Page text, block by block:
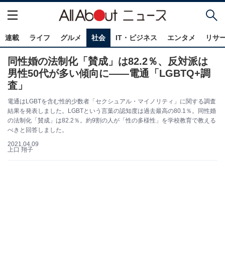
連載 ライフ グルメ 社会 IT・ビジネス エンタメ リサ
同性婚の法制化「賛成」は82.2％、反対派は
男性50代が多い傾向に――電通「LGBTQ+調
査」
電通はLGBTを含む性的少数者「セクシュアル・マイノリティ」に関する調査
結果を発表しました。LGBTという言葉の認知度は過去最高の80.1％。同性婚
の法制化「賛成」は82.2％。約9割の人が「性の多様性」を学校教育で教える
べきと回答しました。
2021.04.09
上口 翔子